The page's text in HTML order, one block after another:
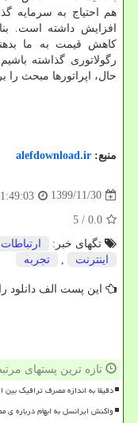
هم احتیاج به سرمایه
افزایش داشته است.
کاهش قیمت به ما
رگولاتوری گذاشته
حال، اپراتورها مبحث را
منبع: alefdownload.ir
1399/11/30
0.0
/ 5
تگهای خبر:
ارتباطات
اینترنت
, تجربه
این پست الف دانلود
تازه ترین پستهای
دقیقا به اندازه مصرف ترافیک
واکنش ایرانسل به ابهام درباره ی